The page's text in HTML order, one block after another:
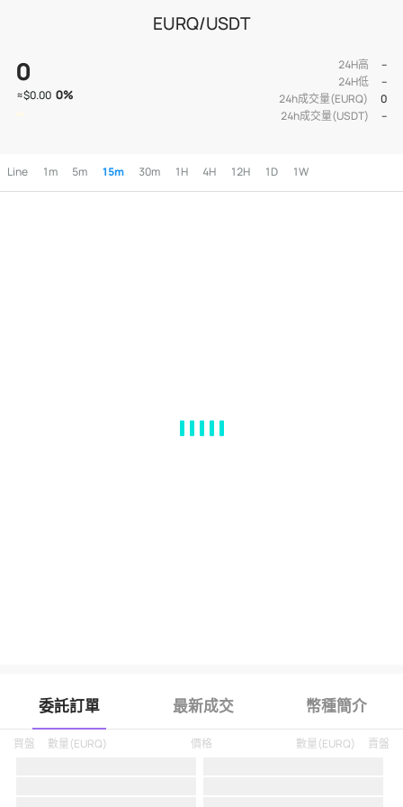
EURQ/USDT
0
≈$0.00 0%
24H高
--
24H低
--
24h成交量(EURQ)
0
24h成交量(USDT)
--
Line 1m 5m 15m 30m 1H 4H 12H 1D 1W
委託訂單 最新成交 幣種簡介
買盤 數量(EURQ) 價格 賣盤
數量(EURQ)